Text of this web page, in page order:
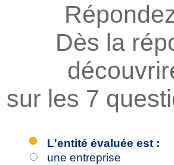
Dès la
sur les 7
L'entité évaluée est :
une entreprise